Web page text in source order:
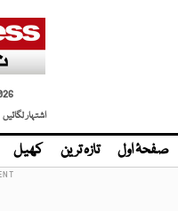
اشتہار لگائیں |
صفحۂ اول تازہ ترین کھیل